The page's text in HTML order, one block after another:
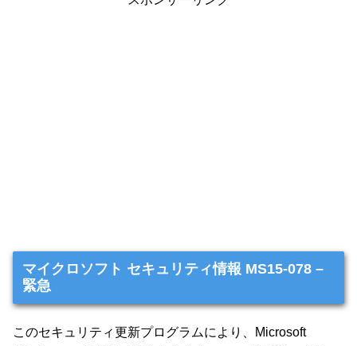
マイクロソフト セキュリティ情報 MS15-078 –
緊急
このセキュリティ更新プログラムにより、Microsoft